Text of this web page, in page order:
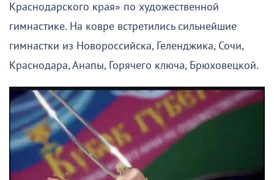
Краснодарского края» по художественной
гимнастике. На ковре встретились сильнейшие
гимнастки из Новороссийска, Геленджика, Сочи,
Краснодара, Анапы, Горячего ключа, Брюховецкой.